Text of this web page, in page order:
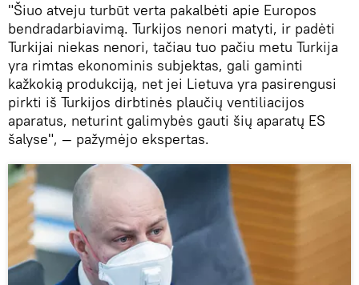
"Šiuo atveju turbūt verta pakalbėti apie Europos
bendradarbiavimą. Turkijos nenori matyti, ir padėti
Turkijai niekas nenori, tačiau tuo pačiu metu Turkija
yra rimtas ekonominis subjektas, gali gaminti
kažkokią produkciją, net jei Lietuva yra pasirengusi
pirkti iš Turkijos dirbtinės plaučių ventiliacijos
aparatus, neturint galimybės gauti šių aparatų ES
šalyse", — pažymėjo ekspertas.